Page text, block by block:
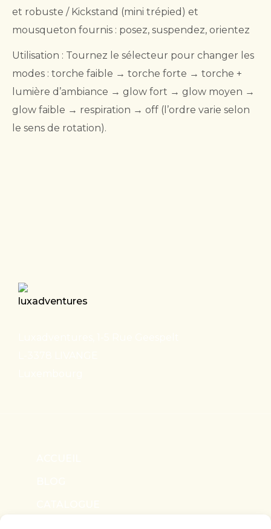
et robuste / Kickstand (mini trépied) et
mousqueton fournis : posez, suspendez, orientez
Utilisation : Tournez le sélecteur pour changer les
modes : torche faible → torche forte → torche +
lumière d’ambiance → glow fort → glow moyen →
glow faible → respiration → off (l’ordre varie selon
le sens de rotation).